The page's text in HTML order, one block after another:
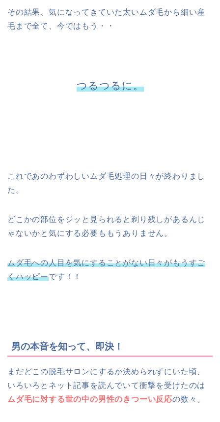
その結果、気になってきていた太いムダ毛から細い産
毛まで全て、今ではもう・・
つるつるに。
これであのわずわしいムダ毛処理の日々が終わりまし
た。
どこかの部位をジッと見られると剃り残しがあるんじ
ゃないかと気にする必要ももうありません。
ムダ毛への人目を気にすることがない日々がもうすご
くハッピーです！！
男の本音を知って、即決！
まだどこの脱毛サロンにするか決められずにいた頃、
いろいろとネット記事を読んでいて衝撃を受けたのは
ムダ毛に対する世の中の男性のきつーい反応の数々。